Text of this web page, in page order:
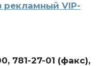
рекламный VIP-
781-27-01 (факс),